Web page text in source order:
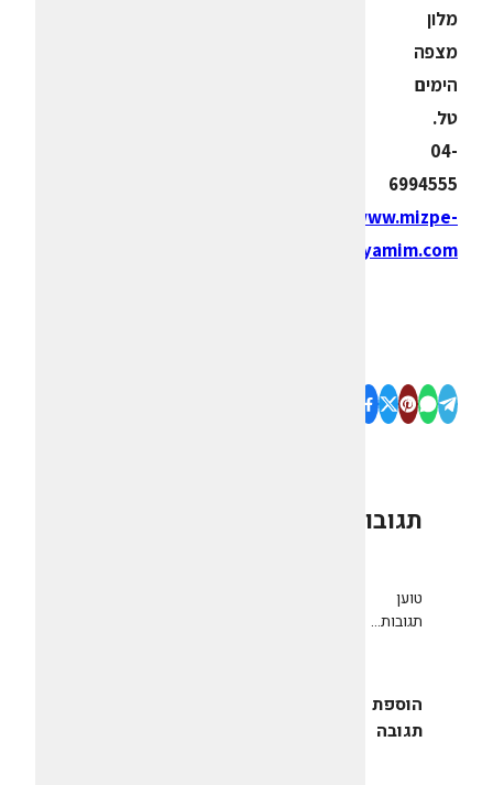
מלון
מצפה
הימים
טל.
04-
6994555
www.mizpe-
hayamim.com
תגובות
טוען
תגובות...
הוספת
תגובה